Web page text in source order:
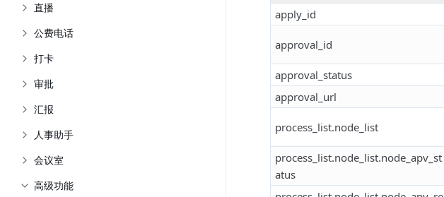
直播
公费电话
打卡
审批
汇报
人事助手
会议室
高级功能
apply_id
approval_id
approval_status
approval_url
process_list.node_list
process_list.node_list.node_apv_st
atus